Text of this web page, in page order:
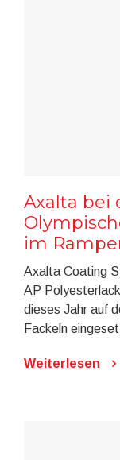
Axalta bei
im
Axalta Coating
AP
dieses Jahr auf
Fackeln
Weiterlesen